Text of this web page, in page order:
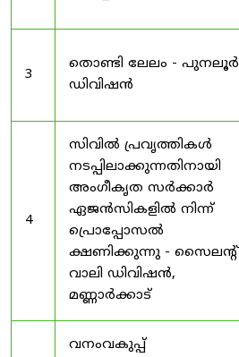
3
തൊണ്ടി ലേലം - പുനലൂർ
ഡിവിഷൻ
4
സിവിൽ പ്രവൃത്തികൾ
നടപ്പിലാക്കുന്നതിനായി
അംഗീകൃത സർക്കാർ
ഏജൻസികളിൽ നിന്ന്
പ്രൊപ്പോസൽ
ക്ഷണിക്കുന്നു - സൈലന്റ്
വാലി ഡിവിഷൻ,
മണ്ണാർക്കാട്
വനംവകുപ്പ്